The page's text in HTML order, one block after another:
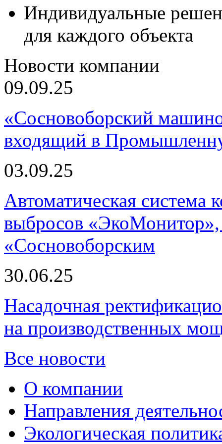
Индивидуальные
для каждого объекта
Новости компании
09.09.25
«Сосновоборский
входящий в
03.09.25
Автоматическая
выбросов «ЭкоМонитор»,
«Сосновоборским
30.06.25
Насадочная
на производственных
Все новости
О компании
Направления
Экологическая